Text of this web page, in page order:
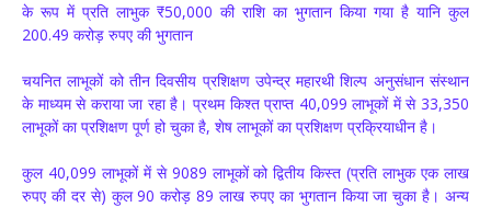
के रूप में प्रति लाभुक ₹50,000 की राशि का भुगतान किया गया है यानि कुल
200.49 करोड़ रुपए की भुगतान
चयनित लाभूकों को तीन दिवसीय प्रशिक्षण उपेन्द्र महारथी शिल्प अनुसंधान संस्थान
के माध्यम से कराया जा रहा है। प्रथम किश्त प्राप्त 40,099 लाभूकों में से 33,350
लाभूकों का प्रशिक्षण पूर्ण हो चुका है, शेष लाभूकों का प्रशिक्षण प्रक्रियाधीन है।
कुल 40,099 लाभूकों में से 9089 लाभूकों को द्वितीय किस्त (प्रति लाभुक एक लाख
रुपए की दर से) कुल 90 करोड़ 89 लाख रुपए का भुगतान किया जा चुका है। अन्य